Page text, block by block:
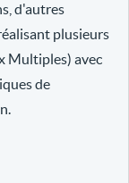
d'autres
plusieurs
Multiples) avec
de